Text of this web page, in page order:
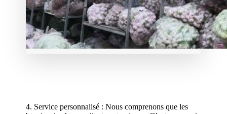
4. Service personnalisé : Nous comprenons que les